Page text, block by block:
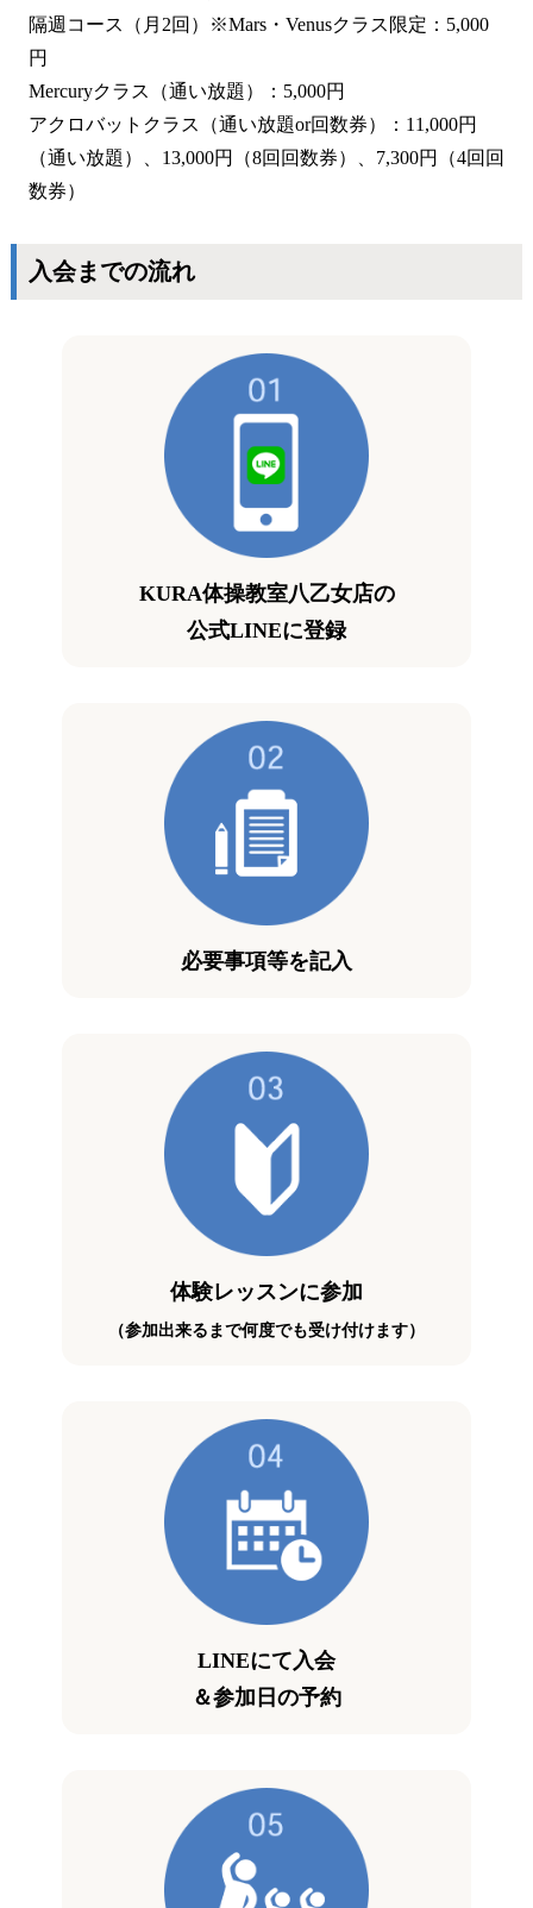
隔週コース（月2回）※Mars・Venusクラス限定：5,000
円
Mercuryクラス（通い放題）：5,000円
アクロバットクラス（通い放題or回数券）：11,000円
（通い放題）、13,000円（8回回数券）、7,300円（4回回
数券）
入会までの流れ
KURA体操教室八乙女店の
公式LINEに登録
必要事項等を記入
体験レッスンに参加
（参加出来るまで何度でも受け付けます）
LINEにて入会
＆参加日の予約